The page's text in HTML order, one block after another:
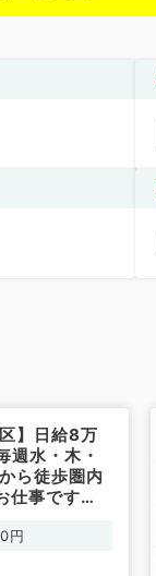
】日給8万
水・木・
ら徒歩圏内
仕事です
円